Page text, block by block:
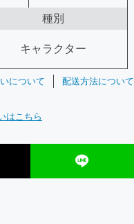
種別
キャラクター
について 配送方法について
はこちら